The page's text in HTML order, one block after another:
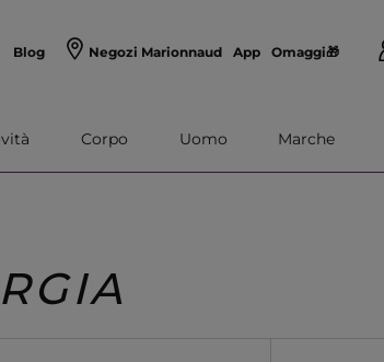
Blog Negozi Marionnaud App Omaggi🎁
Corpo Uomo Marche